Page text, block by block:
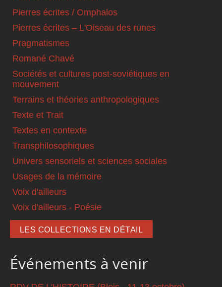
Pierres écrites / Omphalos
Pierres écrites – L'Oiseau des runes
Pragmatismes
Romané Chavé
Sociétés et cultures post-soviétiques en
mouvement
Terrains et théories anthropologiques
Texte et Trait
Textes en contexte
Transphilosophiques
Univers sensoriels et sciences sociales
Usages de la mémoire
Voix d'ailleurs
Voix d'ailleurs - Poésie
LES COLLECTIONS EN DÉTAIL
Événements à venir